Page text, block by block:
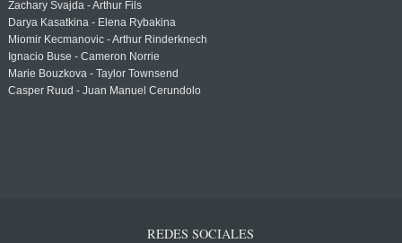
Zachary Svajda - Arthur Fils
Darya Kasatkina - Elena Rybakina
Miomir Kecmanovic - Arthur Rinderknech
Ignacio Buse - Cameron Norrie
Marie Bouzkova - Taylor Townsend
Casper Ruud - Juan Manuel Cerundolo
REDES SOCIALES